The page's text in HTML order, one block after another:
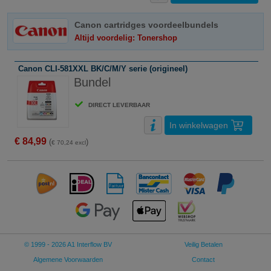
Canon cartridges voordeelbundels
Altijd voordelig: Tonershop
Canon CLI-581XXL BK/C/M/Y serie (origineel)
Bundel
DIRECT LEVERBAAR
€ 84,99 (€ 70,24 excl)
In winkelwagen
© 1999 - 2026 A1 Interflow BV
Algemene Voorwaarden
Veilig Betalen
Contact